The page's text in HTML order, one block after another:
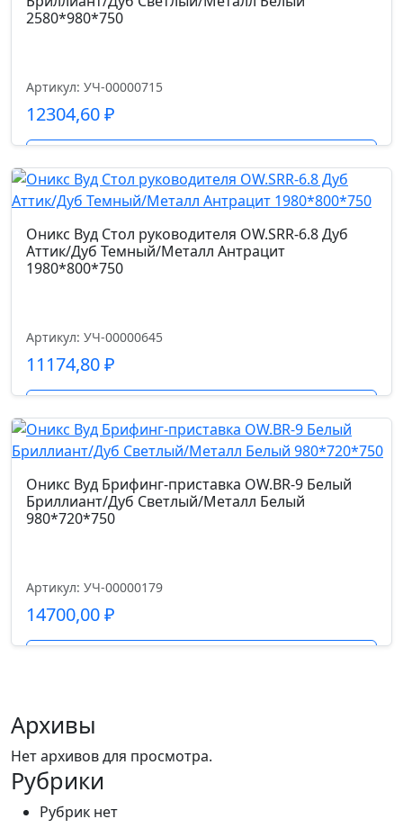
Ширина сиденья см.
50.0
Глубина сиденья см.
Высота спинки см.
Высота от пола до сиденья см.
43-53
Высота подлокотников от пола см.
58-68
2580*980*750
Артикул: УЧ-00000715
12304,60₽
Оникс Вуд Стол руководителя OW.SRR-6.8 Дуб
Аттик/Дуб Темный/Металл Антрацит
1980*800*750
Артикул: УЧ-00000645
11174,80₽
Оникс Вуд Брифинг-приставка OW.BR-9 Белый
Бриллиант/Дуб Светлый/Металл Белый
980*720*750
Артикул: УЧ-00000179
14700,00₽
Архивы
Нет архивов для просмотра.
Рубрики
Рубрик нет